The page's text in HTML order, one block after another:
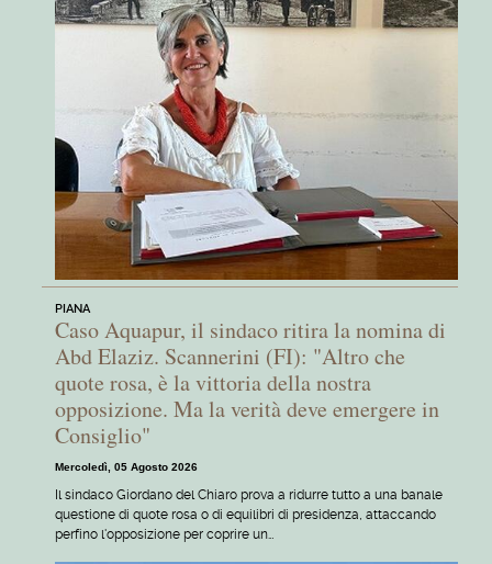
PIANA
Caso Aquapur, il sindaco ritira la nomina di
Abd Elaziz. Scannerini (FI): "Altro che
quote rosa, è la vittoria della nostra
opposizione. Ma la verità deve emergere in
Consiglio"
Mercoledì, 05 Agosto 2026
Il sindaco Giordano del Chiaro prova a ridurre tutto a una banale
questione di quote rosa o di equilibri di presidenza, attaccando
perfino l'opposizione per coprire un…